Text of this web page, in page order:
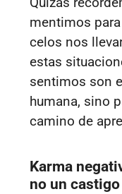
mentimos
celos nos
estas
sentimos son
humana, sino
camino de
Karma
no un